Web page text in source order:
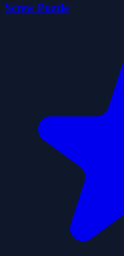
Screw Puzzle